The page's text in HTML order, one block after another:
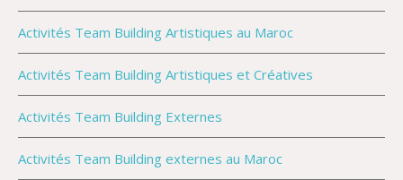
Activités Team Building Artistiques au Maroc
Activités Team Building Artistiques et Créatives
Activités Team Building Externes
Activités Team Building externes au Maroc